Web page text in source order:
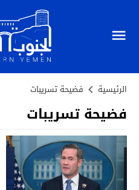
الرئيسية فضيحة تسريبات
فضيحة تسريبات